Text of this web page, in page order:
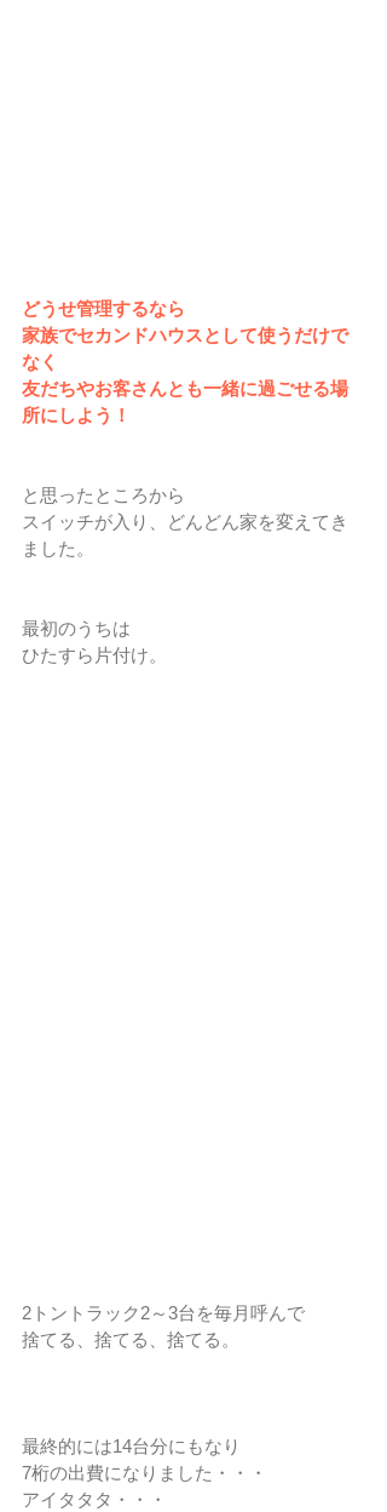
どうせ管理するなら
家族でセカンドハウスとして使うだけで
なく
友だちやお客さんとも一緒に過ごせる場
所にしよう！
と思ったところから
スイッチが入り、どんどん家を変えてき
ました。
最初のうちは
ひたすら片付け。
2トントラック2～3台を毎月呼んで
捨てる、捨てる、捨てる。
最終的には14台分にもなり
7桁の出費になりました・・・
アイタタタ・・・